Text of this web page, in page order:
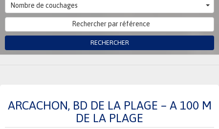
Nombre de couchages
RECHERCHER
ARCACHON, BD DE LA PLAGE – A 100 M
DE LA PLAGE